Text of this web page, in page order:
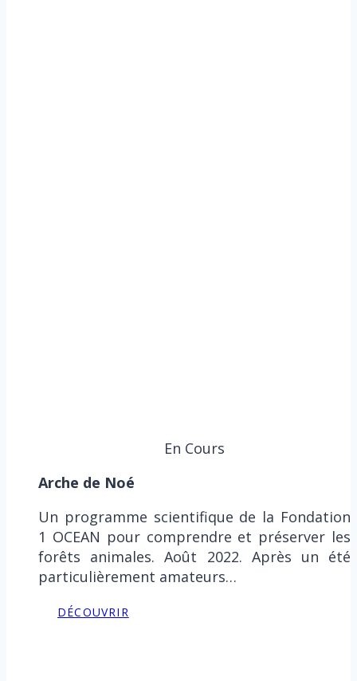
En Cours
Arche de Noé
Un programme scientifique de la Fondation
1 OCEAN pour comprendre et préserver les
forêts animales. Août 2022. Après un été
particulièrement amateurs…
DÉCOUVRIR